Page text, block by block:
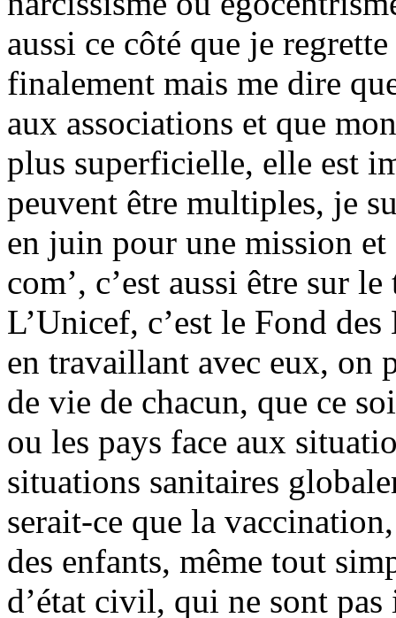
aussi ce côté que je
finalement mais me dire
aux associations et que
plus superficielle, elle est
peuvent être multiples, je
en juin pour une mission et
com’, c’est aussi être sur
L’Unicef, c’est le Fond
en travaillant avec eux, on
de vie de chacun, que ce
ou les pays face aux
situations sanitaires
serait-ce que la
des enfants, même tout
d’état civil, qui ne sont